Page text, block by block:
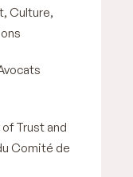
Culture,
of Trust and
Comité de